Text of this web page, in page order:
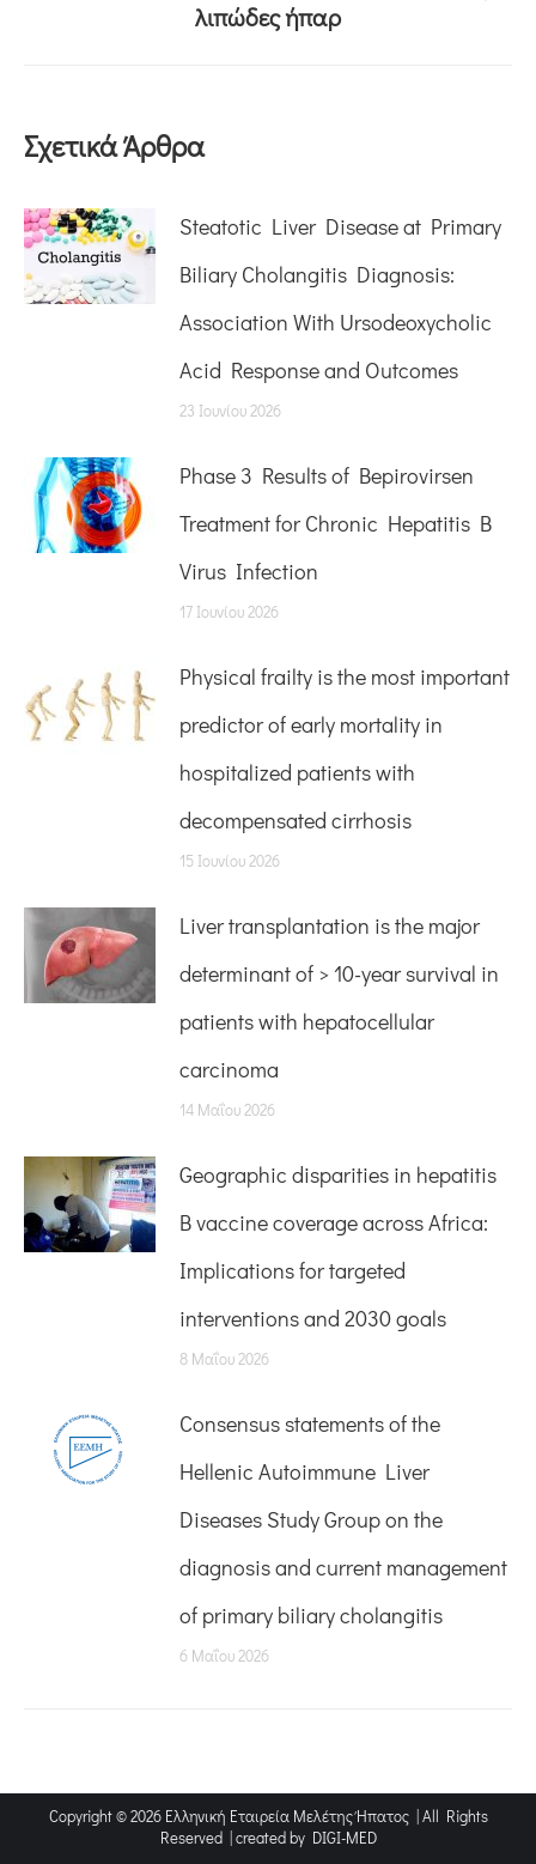
λιπώδες ήπαρ
Σχετικά Άρθρα
Steatotic Liver Disease at Primary
Biliary Cholangitis Diagnosis:
Association With Ursodeoxycholic
Acid Response and Outcomes
23 Ιουνίου 2026
Phase 3 Results of Bepirovirsen
Treatment for Chronic Hepatitis B
Virus Infection
17 Ιουνίου 2026
Physical frailty is the most important
predictor of early mortality in
hospitalized patients with
decompensated cirrhosis
15 Ιουνίου 2026
Liver transplantation is the major
determinant of > 10-year survival in
patients with hepatocellular
carcinoma
14 Μαΐου 2026
Geographic disparities in hepatitis
B vaccine coverage across Africa:
Implications for targeted
interventions and 2030 goals
8 Μαΐου 2026
Consensus statements of the
Hellenic Autoimmune Liver
Diseases Study Group on the
diagnosis and current management
of primary biliary cholangitis
6 Μαΐου 2026
Copyright © 2026 Ελληνική Εταιρεία Μελέτης Ήπατος | All Rights
Reserved | created by DIGI-MED